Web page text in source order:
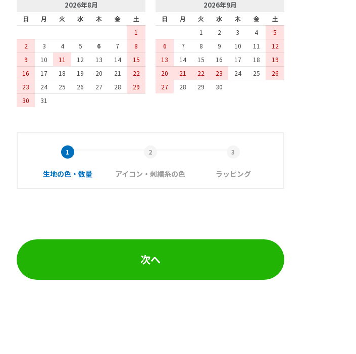
2026年8月
日 月 火 水 木 金
土
1
2
3 4 5 6 7
8
9
10 11 12 13 14
15
16
17 18 19 20 21
22
23
24 25 26 27 28
29
30
31
2026年9月
日 月 火 水 木 金
土
1
2 3 4
5
6
7 8 9 10 11
12
13
14 15 16 17 18
19
20
21 22 23 24 25
26
27
28 29 30
生地の色・数量 アイコン・刺繍糸の色 ラッピング
次へ